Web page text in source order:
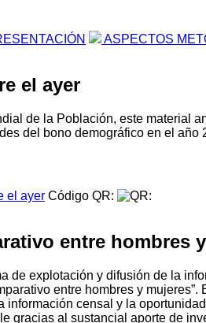
ASPECTOS
el ayer
de la Población, este material
del bono demográfico en el año
el ayer Código QR:
entre hombres
de explotación y difusión de la
entre hombres y
información censal y la
gracias al sustancial aporte de